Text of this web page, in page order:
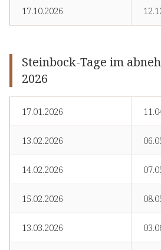
17.10.2026
Steinbock-Tage im
2026
17.01.2026
13.02.2026
14.02.2026
15.02.2026
13.03.2026